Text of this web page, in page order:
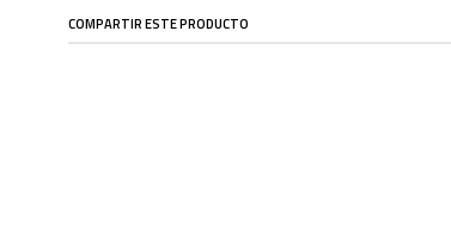
COMPARTIR ESTE PRODUCTO